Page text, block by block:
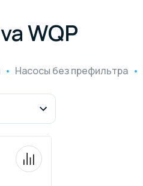
WQP
Насосы без префильтра